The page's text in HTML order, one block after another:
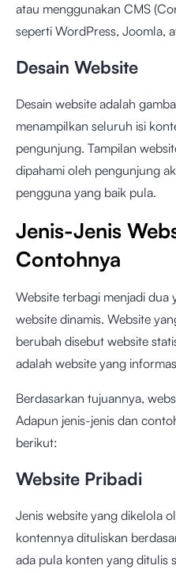
atau menggunakan CMS
seperti WordPress, Joomla,
Desain Website
Desain website adalah
menampilkan seluruh isi
pengunjung. Tampilan
dipahami oleh pengunjung
pengguna yang baik pula.
Jenis-Jenis
Contohnya
Website terbagi menjadi dua
website dinamis. Website
berubah disebut website
adalah website yang
Berdasarkan tujuannya,
Adapun jenis-jenis dan
berikut:
Website Pribadi
Jenis website yang dikelola
kontennya dituliskan
ada pula konten yang ditulis